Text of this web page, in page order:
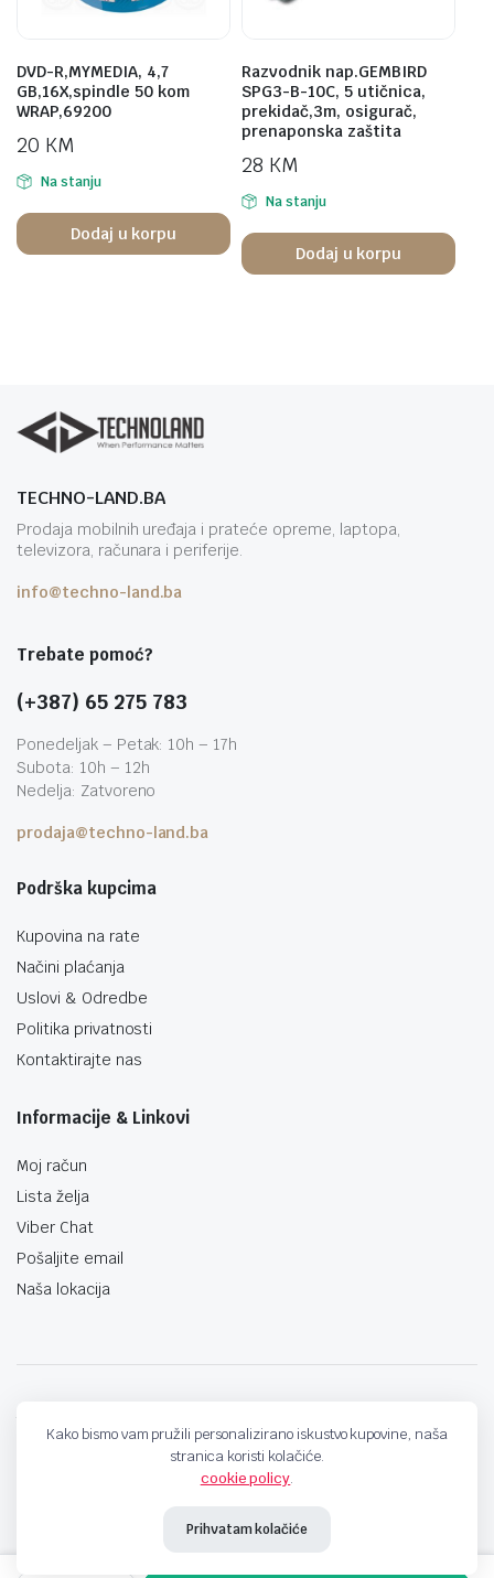
DVD-R,MYMEDIA, 4,7
GB,16X,spindle 50 kom
WRAP,69200
20 KM
Na stanju
Dodaj u korpu
Razvodnik nap.GEMBIRD
SPG3-B-10C, 5 utičnica,
prekidač,3m, osigurač,
prenaponska zaštita
28 KM
Na stanju
Dodaj u korpu
TECHNO-LAND.BA
Prodaja mobilnih uređaja i prateće opreme, laptopa,
televizora, računara i periferije.
info@techno-land.ba
Trebate pomoć?
(+387) 65 275 783
Ponedeljak – Petak: 10h – 17h
Subota: 10h – 12h
Nedelja: Zatvoreno
prodaja@techno-land.ba
Podrška kupcima
Kupovina na rate
Načini plaćanja
Uslovi & Odredbe
Politika privatnosti
Kontaktirajte nas
Informacije & Linkovi
Moj račun
Lista želja
Viber Chat
Pošaljite email
Naša lokacija
Kako bismo vam pružili personalizirano iskustvo kupovine, naša
stranica koristi kolačiće.
cookie policy.
Prihvatam kolačiće